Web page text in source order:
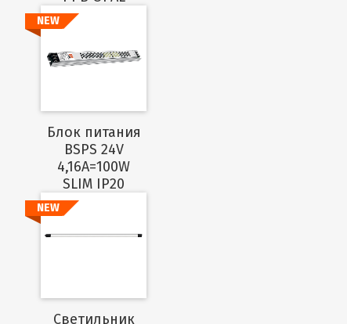
Подробнее
NEW
Блок питания
BSPS 24V
4,16A=100W
SLIM IP20
NEW
Светильник